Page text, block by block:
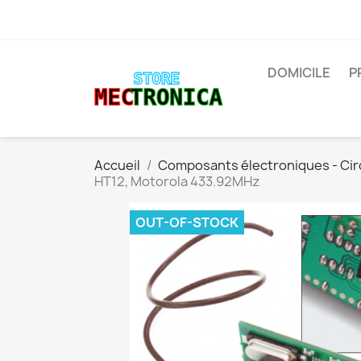
DOMICILE
Accueil
Composants électroniques -
HT12, Motorola 433.92MHz
OUT-OF-STOCK